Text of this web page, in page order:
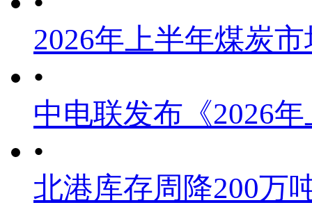
2026年上半年煤炭
•
中电联发布《2026
•
北港库存周降200万